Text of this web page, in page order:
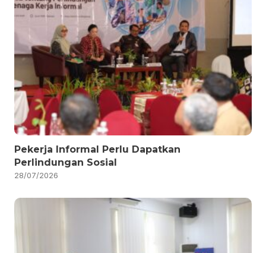
Pekerja Informal Perlu Dapatkan
Perlindungan Sosial
28/07/2026